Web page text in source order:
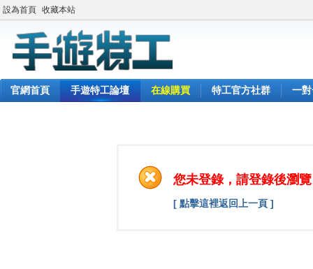
設為首頁 收藏本站
官網首頁 手遊特工論壇 在線購買 特工官方社群 一
您未登錄，請登錄後瀏
[ 點擊這裡返回上一頁 ]